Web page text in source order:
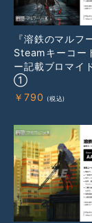
『溶鉄のマルフ
Steamキーコー
ー記載ブロマイ
①
￥ 790